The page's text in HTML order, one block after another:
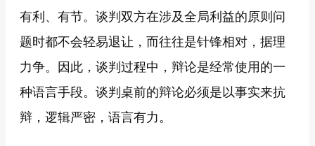
有利、有节。谈判双方在涉及全局利益的原则问
题时都不会轻易退让，而往往是针锋相对，据理
力争。因此，谈判过程中，辩论是经常使用的一
种语言手段。谈判桌前的辩论必须是以事实来抗
辩，逻辑严密，语言有力。